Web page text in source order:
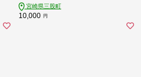
造 数量限定 リキュール 果実酒 【MI6
31-yk】【みまたんよかもん協同組
合】
宮崎県三股町
10,000 円